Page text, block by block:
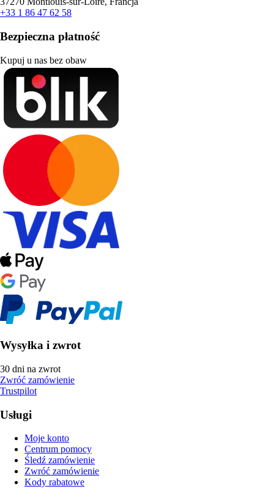
+33 1 86 47 62 58
Bezpieczna płatność
Kupuj u nas bez obaw
Wysyłka i zwrot
30 dni na zwrot
Zwróć zamówienie
Trustpilot
Usługi
Moje konto
Centrum pomocy
Śledź zamówienie
Zwróć zamówienie
Kody rabatowe